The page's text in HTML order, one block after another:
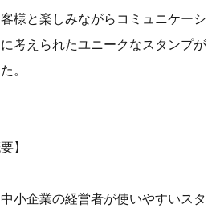
様と楽しみながらコミュニケーシ
考えられたユニークなスタンプが
。
】
小企業の経営者が使いやすいスタ